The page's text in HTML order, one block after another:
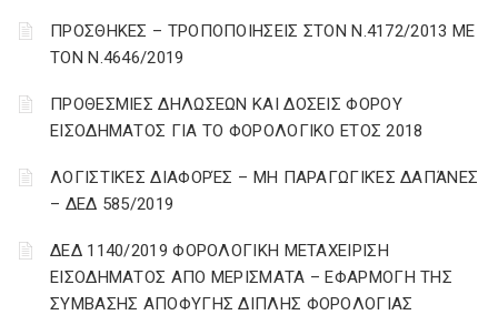
ΠΡΟΣΘΗΚΕΣ – ΤΡΟΠΟΠΟΙΗΣΕΙΣ ΣΤΟΝ Ν.4172/2013 ΜΕ
ΤΟΝ Ν.4646/2019
ΠΡΟΘΕΣΜΙΕΣ ΔΗΛΩΣΕΩΝ ΚΑΙ ΔΟΣΕΙΣ ΦΟΡΟΥ
ΕΙΣΟΔΗΜΑΤΟΣ ΓΙΑ ΤΟ ΦΟΡΟΛΟΓΙΚΟ ΕΤΟΣ 2018
ΛΟΓΙΣΤΙΚΈΣ ΔΙΑΦΟΡΈΣ – ΜΗ ΠΑΡΑΓΩΓΙΚΈΣ ΔΑΠΆΝΕΣ
– ΔΕΔ 585/2019
ΔΕΔ 1140/2019 ΦΟΡΟΛΟΓΙΚΗ ΜΕΤΑΧΕΙΡΙΣΗ
ΕΙΣΟΔΗΜΑΤΟΣ ΑΠΟ ΜΕΡΙΣΜΑΤΑ – ΕΦΑΡΜΟΓΗ ΤΗΣ
ΣΥΜΒΑΣΗΣ ΑΠΟΦΥΓΗΣ ΔΙΠΛΗΣ ΦΟΡΟΛΟΓΙΑΣ